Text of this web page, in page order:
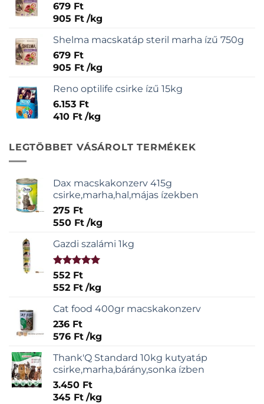
679 Ft
905 Ft /kg
Shelma macskatáp steril marha ízű 750g
679 Ft
905 Ft /kg
Reno optilife csirke ízű 15kg
6.153 Ft
410 Ft /kg
LEGTÖBBET VÁSÁROLT TERMÉKEK
Dax macskakonzerv 415g
csirke,marha,hal,májas ízekben
275 Ft
550 Ft /kg
Gazdi szalámi 1kg
Értékelés:
5.00/ 5
552 Ft
552 Ft /kg
Cat food 400gr macskakonzerv
236 Ft
576 Ft /kg
Thank'Q Standard 10kg kutyatáp
csirke,marha,bárány,sonka ízben
3.450 Ft
345 Ft /kg